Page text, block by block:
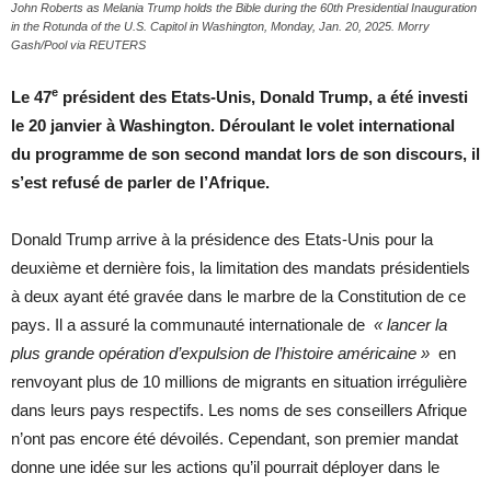
John Roberts as Melania Trump holds the Bible during the 60th Presidential Inauguration
in the Rotunda of the U.S. Capitol in Washington, Monday, Jan. 20, 2025. Morry
Gash/Pool via REUTERS
Le 47e président des Etats-Unis, Donald Trump, a été investi
le 20 janvier à Washington. Déroulant le volet international
du programme de son second mandat lors de son discours, il
s’est refusé de parler de l’Afrique.
Donald Trump arrive à la présidence des Etats-Unis pour la
deuxième et dernière fois, la limitation des mandats présidentiels
à deux ayant été gravée dans le marbre de la Constitution de ce
pays. Il a assuré la communauté internationale de « lancer la
plus grande opération d’expulsion de l’histoire américaine » en
renvoyant plus de 10 millions de migrants en situation irrégulière
dans leurs pays respectifs. Les noms de ses conseillers Afrique
n’ont pas encore été dévoilés. Cependant, son premier mandat
donne une idée sur les actions qu’il pourrait déployer dans le